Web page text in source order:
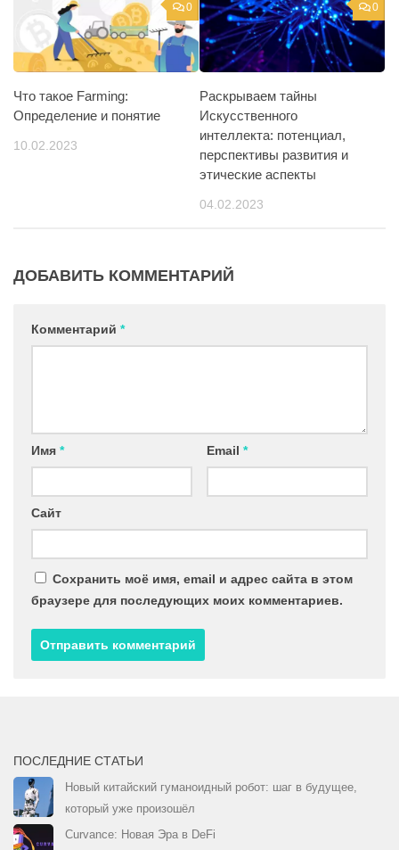
0
Что такое Farming:
Определение и понятие
10.02.2023
0
Раскрываем тайны
Искусственного
интеллекта: потенциал,
перспективы развития и
этические аспекты
04.02.2023
ДОБАВИТЬ КОММЕНТАРИЙ
Комментарий *
Имя * Email *
Сайт
Сохранить моё имя, email и адрес сайта в этом
браузере для последующих моих комментариев.
ПОСЛЕДНИЕ СТАТЬИ
Новый китайский гуманоидный робот: шаг в будущее,
который уже произошёл
Curvance: Новая Эра в DeFi